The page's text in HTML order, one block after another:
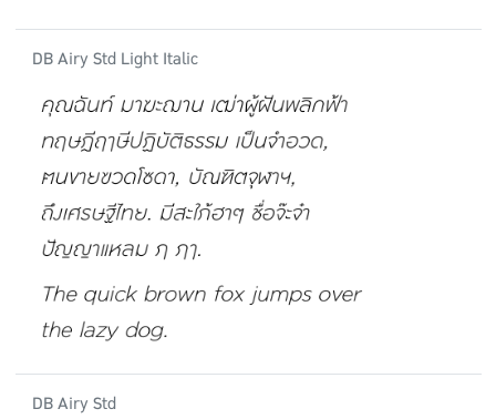
DB Airy Std Light Italic
DB Airy Std